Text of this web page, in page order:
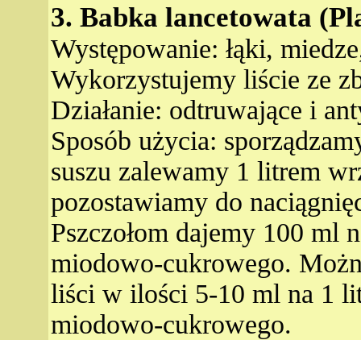
3. Babka lancetowata
Występowanie: łąki,
Wykorzystujemy liście ze
Działanie: odtruwające i
Sposób użycia:
suszu zalewamy 1 litrem
pozostawiamy do
Pszczołom dajemy 100 ml
miodowo-cukrowego.
liści w ilości 5-10 ml na 1
miodowo-cukrowego.